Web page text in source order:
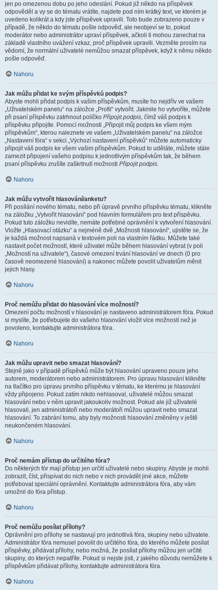
jen po omezenou dobu po jeho odeslání. Pokud již někdo na příspěvek
odpověděl a vy se do tématu vrátíte, najdete pod ním krátký text, ve kterém je
uvedeno kolikrát a kdy jste příspěvek upravili. Toto bude zobrazeno pouze v
případě, že někdo do tématu pošle odpověď, ale neobjeví se to, pokud
moderátor nebo administrátor upraví příspěvek, ačkoli ti mohou zanechat na
základě vlastního uvážení vzkaz, proč příspěvek upravili. Vezměte prosím na
vědomí, že normální uživatelé nemůžou smazat příspěvek, když k němu někdo
pošle odpověď.
Nahoru
Jak můžu přidat ke svým příspěvků podpis?
Abyste mohli přidat podpis k vašim příspěvkům, musíte ho nejdřív ve vašem
„Uživatelském panelu“ na záložce „Profil“ vytvořit. Jakmile ho vytvoříte, můžete
při psaní příspěvku zatrhnout políčko Připojit podpis, čímž váš podpis k
příspěvku připojíte. Pomocí možnosti „Připojit můj podpis ke všem mým
příspěvkům“, kterou naleznete ve vašem „Uživatelském panelu“ na záložce
„Nastavení fóra“ v sekci „Výchozí nastavení příspěvků“ můžete automaticky
připojit váš podpis ke všem vašim příspěvkům. Pokud to uděláte, můžete stále
zamezit připojení vašeho podpisu k jednotlivým příspěvkům tak, že během
psaní příspěvku zrušíte zaškrtnutí možnosti Připojit podpis.
Nahoru
Jak můžu vytvořit hlasování/anketu?
Při posílání nového tématu, nebo při úpravě prvního příspěvku tématu, klikněte
na záložku „Vytvořit hlasování“ pod hlavním formulářem pro text příspěvku.
Pokud tuto záložku nevidíte, nemáte potřebné oprávnění k vytvoření hlasování.
Vložte „Hlasovací otázku“ a nejméně dvě „Možnosti hlasování“, ujistěte se, že
je každá možnost napsaná v textovém poli na vlastním řádku. Můžete také
nastavit počet možností, které uživatel může během hlasování vybrat (v poli
„Možností na uživatele“), časové omezení trvání hlasování ve dnech (0 pro
časově neomezené hlasování) a nakonec můžete povolit uživatelům měnit
jejich hlasy.
Nahoru
Proč nemůžu přidat do hlasování více možností?
Omezení počtu možností v hlasování je nastaveno administrátorem fóra. Pokud
si myslíte, že potřebujete do vašeho hlasování vložit více možností než je
povoleno, kontaktujte administrátora fóra.
Nahoru
Jak můžu upravit nebo smazat hlasování?
Stejně jako v případě příspěvků může být hlasování upraveno pouze jeho
autorem, moderátorem nebo administrátorem. Pro úpravu hlasování klikněte
na tlačítko pro úpravu prvního příspěvku v tématu, ke kterému je hlasování
vždy připojeno. Pokud zatím nikdo nehlasoval, uživatelé můžou smazat
hlasování nebo v něm upravit jakoukoliv možnost. Pokud ale již uživatelé
hlasovali, jen administrátoři nebo moderátoři můžou upravit nebo smazat
hlasování. To zabrání tomu, aby byly možnosti hlasování změněny v ještě
neukončeném hlasování.
Nahoru
Proč nemám přístup do určitého fóra?
Do některých fór mají přístup jen určití uživatelé nebo skupiny. Abyste je mohli
zobrazit, číst, přispívat do nich nebo v nich provádět jiné akce, můžete
potřebovat speciální oprávnění. Kontaktujte administrátora fóra, aby vám
umožnil do fóra přístup.
Nahoru
Proč nemůžu posílat přílohy?
Oprávnění pro přílohy se nastavují pro jednotlivá fóra, skupiny nebo uživatele.
Administrátor fóra nemusel povolit do určitého fóra, do kterého můžete posílat
příspěvky, přidávat přílohy, nebo možná, že posílat přílohy můžou jen určité
skupiny, do kterých nepatříte. Pokud si nejste jisti, z jakého důvodu nemůžete k
příspěvkům přidávat přílohy, kontaktujte administrátora fóra.
Nahoru